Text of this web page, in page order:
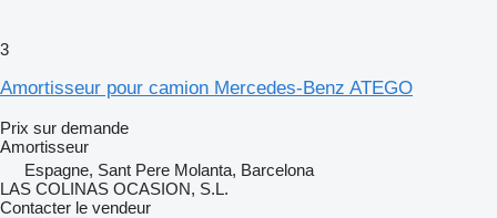
3
Amortisseur pour camion Mercedes-Benz ATEGO
Prix sur demande
Amortisseur
Espagne, Sant Pere Molanta, Barcelona
LAS COLINAS OCASION, S.L.
Contacter le vendeur